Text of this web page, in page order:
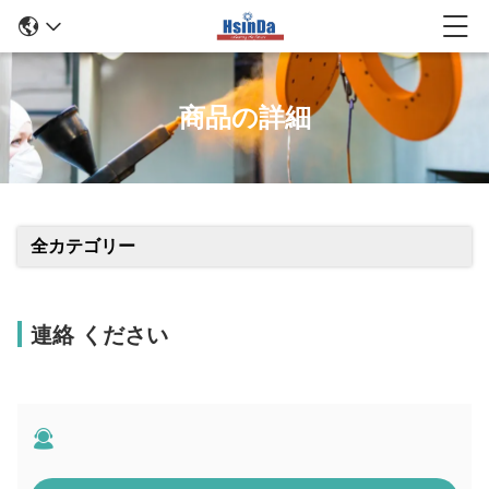
商品の詳細
全カテゴリー
連絡 ください